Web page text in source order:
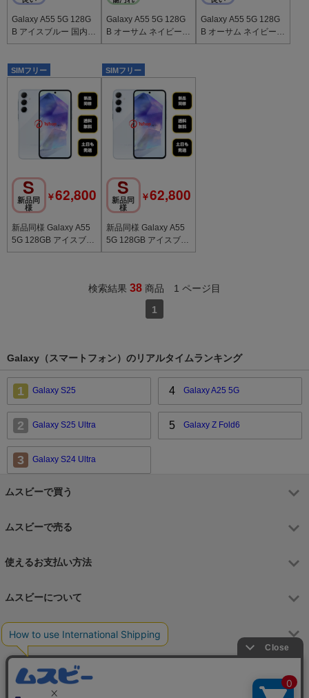
Galaxy A55 5G 128G
B アイスブルー 国内版
SIMフリー 送料無料
Galaxy A55 5G 128G
B オーサム ネイビー
国内版 SIMフリー 送
Galaxy A55 5G 128G
B オーサム ネイビー
国内版 SIMフリー 送
SIMフリー
S
新品同
様
￥62,800
新品同様 Galaxy A55
5G 128GB アイスブル
ー 国内版 SIMフリー
SIMフリー
S
新品同
様
￥62,800
新品同様 Galaxy A55
5G 128GB アイスブル
ー 国内版 SIMフリー
検索結果 38 商品 1 ページ目
1
Galaxy（スマートフォン）のリアルタイムランキング
1 Galaxy S25
2 Galaxy S25 Ultra
3 Galaxy S24 Ultra
4 Galaxy A25 5G
5 Galaxy Z Fold6
ムスビーで買う
ムスビーで売る
使えるお支払い方法
ムスビーについて
運営会社